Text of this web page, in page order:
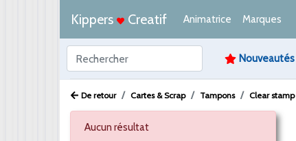
Kippers Creatif Animatrice Marques
Nouveautés
De retour Cartes & Scrap Tampons Clear stamp
Aucun résultat